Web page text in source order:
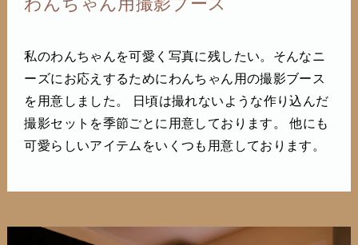
わんちゃん用撮影ブース
私のわんちゃんを可愛く写真に残したい。そんなニ
ーズにお応えするためにわんちゃん用の撮影ブース
を用意しました。 日頃は撮れないような作り込んだ
撮影セットを季節ごとに用意しております。 他にも
可愛らしいアイテムをいくつも用意しております。